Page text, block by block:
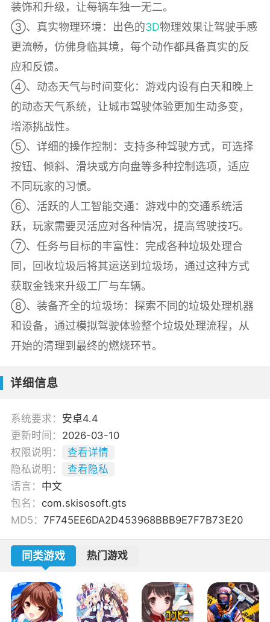
装饰和升级，让每辆车独一无二。
③、真实物理环境：出色的3D物理效果让驾驶手感
更流畅，仿佛身临其境，每个动作都具备真实的反
应和反馈。
④、动态天气与时间变化：游戏内设有白天和晚上
的动态天气系统，让城市驾驶体验更加生动多变，
增添挑战性。
⑤、详细的操作控制：支持多种驾驶方式，可选择
按钮、倾斜、滑块或方向盘等多种控制选项，适应
不同玩家的习惯。
⑥、活跃的人工智能交通：游戏中的交通系统活
跃，玩家需要灵活应对各种情况，提高驾驶技巧。
⑦、任务与目标的丰富性：完成各种垃圾处理合
同，回收垃圾后将其运送到垃圾场，通过这种方式
获取金钱来升级工厂与车辆。
⑧、装备齐全的垃圾场：探索不同的垃圾处理机器
和设备，通过模拟驾驶体验整个垃圾处理流程，从
开始的清理到最终的燃烧环节。
详细信息
系统要求： 安卓4.4
更新时间： 2026-03-10
权限说明：
查看详情
隐私说明：
查看隐私
语言： 中文
包名： com.skisosoft.gts
MD5： 7F745EE6DA2D453968BBB9E7F7B73E20
同类游戏 热门游戏